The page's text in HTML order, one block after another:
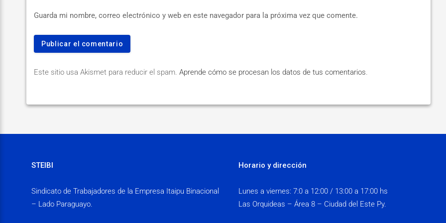
Guarda mi nombre, correo electrónico y web en este navegador para la próxima vez que comente.
Este sitio usa Akismet para reducir el spam. Aprende cómo se procesan los datos de tus comentarios.
STEIBI
Sindicato de Trabajadores de la Empresa Itaipu Binacional
– Lado Paraguayo.
Horario y dirección
Lunes a viernes: 7:0 a 12:00 / 13:00 a 17:00 hs
Las Orquideas – Área 8 – Ciudad del Este Py.